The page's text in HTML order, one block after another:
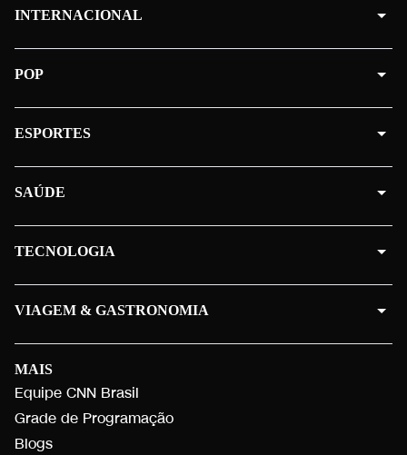
MAIS
Equipe CNN Brasil
Grade de Programação
Blogs
INTERNACIONAL
POP
ESPORTES
SAÚDE
TECNOLOGIA
VIAGEM & GASTRONOMIA